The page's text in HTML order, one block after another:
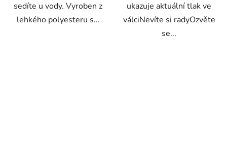
sedíte u vody. Vyroben z
lehkého polyesteru s...
ukazuje aktuální tlak ve
válciNevíte si radyOzvěte
se...